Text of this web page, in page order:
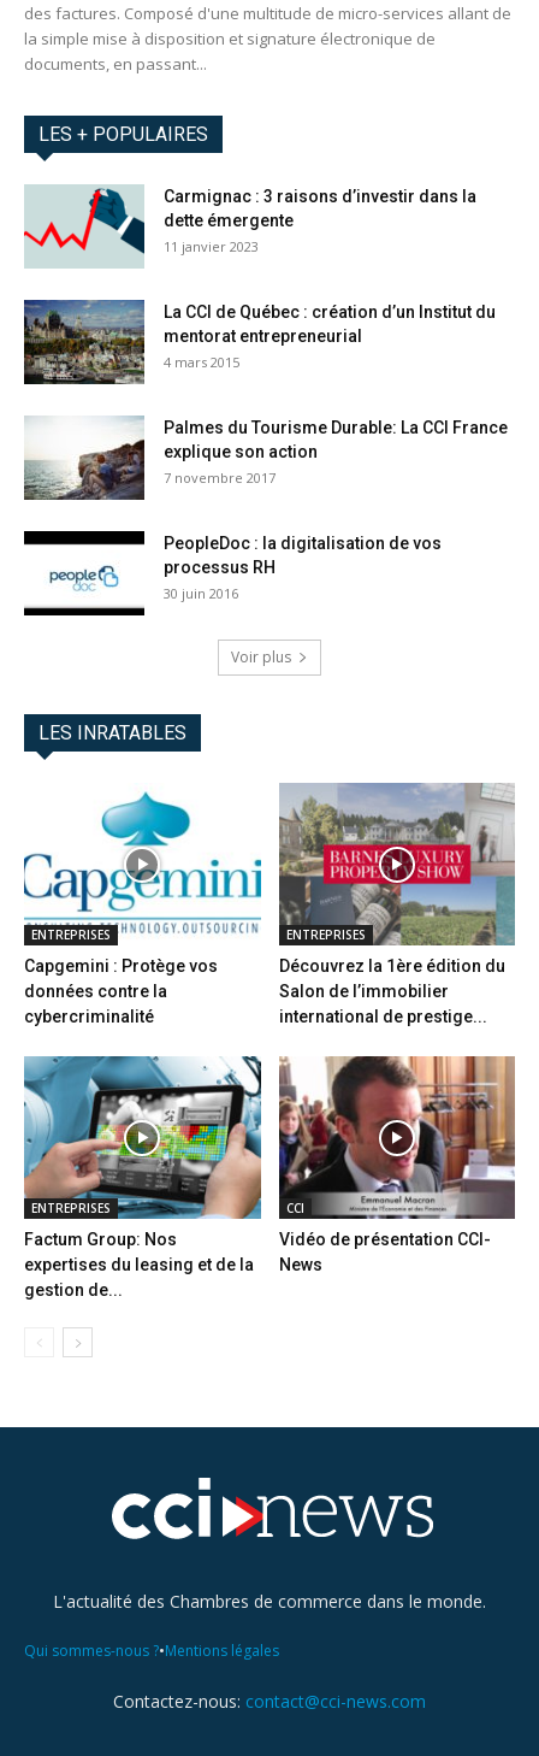
des factures. Composé d'une multitude de micro-services allant de
la simple mise à disposition et signature électronique de
documents, en passant...
LES + POPULAIRES
Carmignac : 3 raisons d’investir dans la
dette émergente
11 janvier 2023
La CCI de Québec : création d’un Institut du
mentorat entrepreneurial
4 mars 2015
Palmes du Tourisme Durable: La CCI France
explique son action
7 novembre 2017
PeopleDoc : la digitalisation de vos
processus RH
30 juin 2016
Voir plus
LES INRATABLES
ENTREPRISES
Capgemini : Protège vos
données contre la
cybercriminalité
ENTREPRISES
Découvrez la 1ère édition du
Salon de l’immobilier
international de prestige...
ENTREPRISES
Factum Group: Nos
expertises du leasing et de la
gestion de...
CCI
Vidéo de présentation CCI-
News
L'actualité des Chambres de commerce dans le monde.
Qui sommes-nous ?•Mentions légales
Contactez-nous: contact@cci-news.com